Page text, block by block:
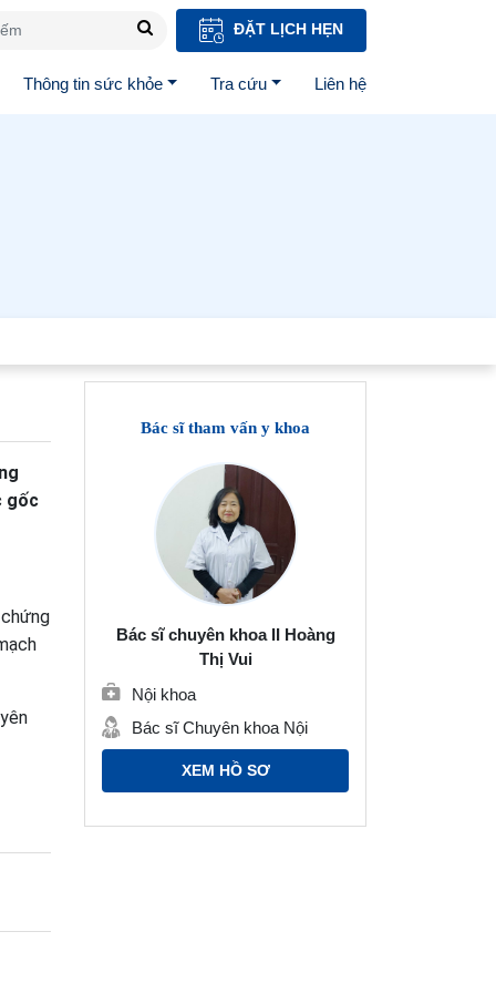
ĐẶT LỊCH HẸN
Thông tin sức khỏe Tra cứu Liên hệ
gốc
Bác sĩ tham vấn y khoa
Bác sĩ chuyên khoa II Hoàng
Thị Vui
Nội khoa
Bác sĩ Chuyên khoa Nội
XEM HỒ SƠ